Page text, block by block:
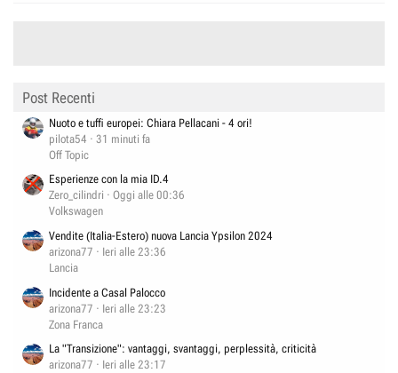
Post Recenti
Nuoto e tuffi europei: Chiara Pellacani - 4 ori!
pilota54
31 minuti fa
Off Topic
Esperienze con la mia ID.4
Zero_cilindri
Oggi alle 00:36
Volkswagen
Vendite (Italia-Estero) nuova Lancia Ypsilon 2024
arizona77
Ieri alle 23:36
Lancia
Incidente a Casal Palocco
arizona77
Ieri alle 23:23
Zona Franca
La "Transizione": vantaggi, svantaggi, perplessità, criticità
arizona77
Ieri alle 23:17